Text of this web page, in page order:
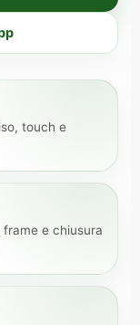
touch e
e chiusura